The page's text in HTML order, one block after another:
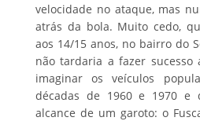
velocidade no ataque, mas
atrás da bola. Muito cedo,
aos 14/15 anos, no bairro do
não tardaria a fazer
imaginar os veículos
décadas de 1960 e 1970 e
alcance de um garoto: o